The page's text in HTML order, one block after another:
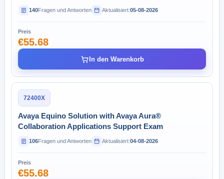
140Fragen und Antworten Aktualisiert:05-08-2026
Preis
€55.68
In den Warenkorb
72400X
Avaya Equino Solution with Avaya Aura®
Collaboration Applications Support Exam
106Fragen und Antworten Aktualisiert:04-08-2026
Preis
€55.68